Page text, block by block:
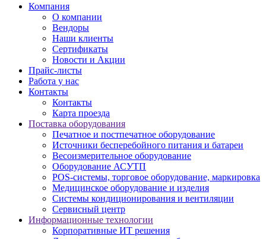
Компания
О компании
Вендоры
Наши клиенты
Сертификаты
Новости и Акции
Прайс-листы
Работа у нас
Контакты
Контакты
Карта проезда
Поставка оборудования
Печатное и постпечатное оборудование
Источники бесперебойного питания и батареи
Весоизмерительное оборудование
Оборудование АСУТП
POS-системы, торговое оборудование, маркировка
Медицинское оборудование и изделия
Системы кондиционирования и вентиляции
Сервисный центр
Информационные технологии
Корпоративные ИТ решения